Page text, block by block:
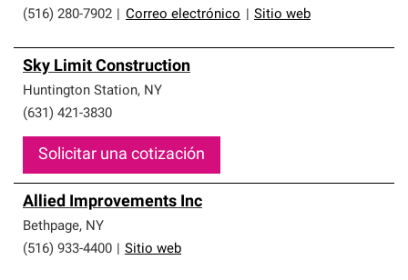
(516) 280-7902
Correo electrónico Sitio web
Sky Limit Construction
Huntington Station, NY
(631) 421-3830
Solicitar una cotización
Allied Improvements Inc
Bethpage, NY
(516) 933-4400
Sitio web